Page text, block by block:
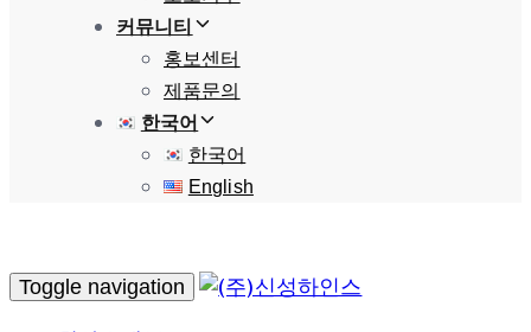
커뮤니티
홍보센터
제품문의
한국어
한국어
English
Toggle navigation